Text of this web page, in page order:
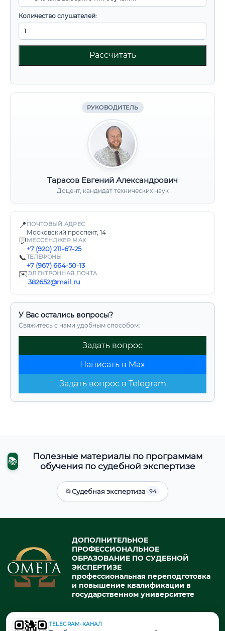
Количество слушателей:
Рассчитать
РУКОВОДИТЕЛЬ
Тарасов Евгений Александрович
Доцент, кандидат технических наук
📍 ПОЧТОВЫЙ АДРЕС
Московский проспект, 14
💬 МЕССЕНДЖЕР MAX
+7 (920) 211-67-25
📞ТЕЛЕФОНЫ
+7 (967) 664-50-13
✉️ЭЛЕКТРОННАЯ ПОЧТА
382652@mail.ru
У Вас остались вопросы?
Свяжитесь с нами удобным способом:
Задать вопрос
Написать в Max
Задать вопрос в Telegram
📚
Полезные материалы по программам
обучения по судебной экспертизе
📂Судебная экспертиза 94
ДОПОЛНИТЕЛЬНОЕ
ПРОФЕССИОНАЛЬНОЕ
ОБРАЗОВАНИЕ ПО СУДЕБНОЙ
ЭКСПЕРТИЗЕ
профессиональная переподготовка
и повышение квалификации в
государственном университете
© 2026. При использовании материалов портала активная ссылка
TELEGRAM-КАНАЛ